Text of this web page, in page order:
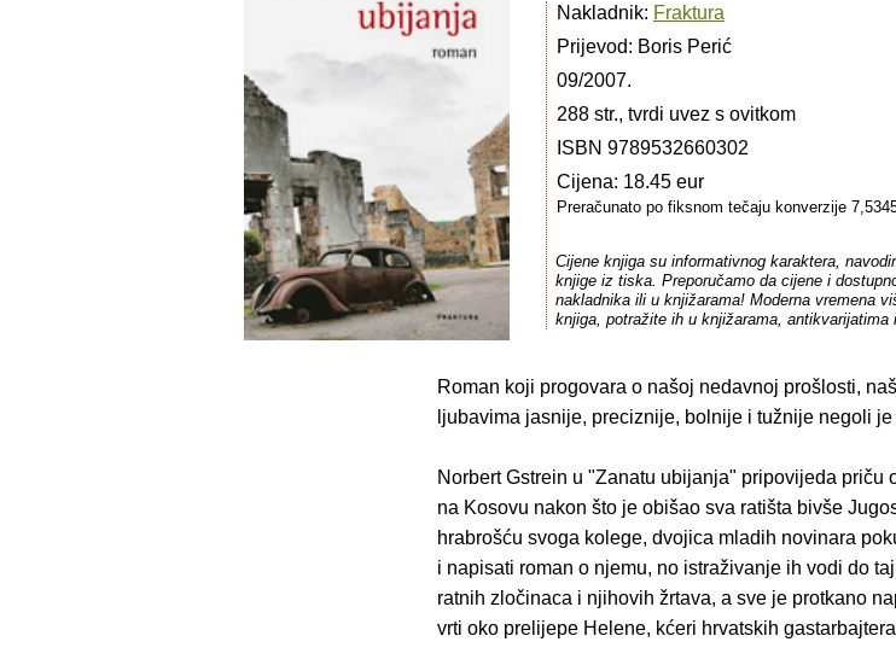
Nakladnik: Fraktura
Prijevod: Boris Perić
09/2007.
288 str., tvrdi uvez s ovitkom
ISBN 9789532660302
Cijena: 18.45 eur
Preračunato po fiksnom tečaju konverzije
Cijene knjiga su informativnog karaktera,
knjige iz tiska. Preporučamo da cijene i
nakladnika ili u knjižarama! Moderna vremena
knjiga, potražite ih u knjižarama, antikvarijatima
Roman koji progovara o našoj nedavnoj prošlosti,
ljubavima jasnije, preciznije, bolnije i tužnije negoli
Norbert Gstrein u "Zanatu ubijanja" pripovijeda priču
na Kosovu nakon što je obišao sva ratišta bivše
hrabrošću svoga kolege, dvojica mladih novinara
i napisati roman o njemu, no istraživanje ih vodi do
ratnih zločinaca i njihovih žrtava, a sve je protkano
vrti oko prelijepe Helene, kćeri hrvatskih